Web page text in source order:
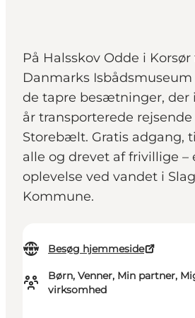
På Halsskov Odde i
Danmarks
de tapre besætninger, der
år transporterede
Storebælt. Gratis adgang,
alle og drevet af frivillige –
oplevelse ved vandet i
Kommune.
Besøg hjemmeside
Børn, Venner, Min partner,
virksomhed